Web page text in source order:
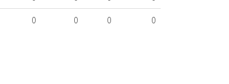
0 0 0 0